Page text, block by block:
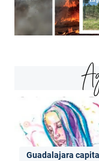
Guadalajara capital